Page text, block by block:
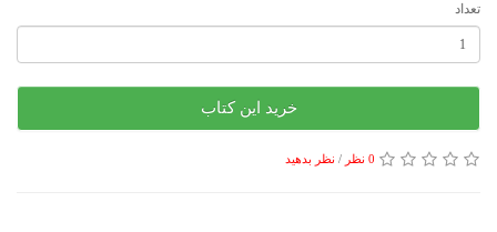
تعداد
خرید این کتاب
0 نظر / نظر بدهید